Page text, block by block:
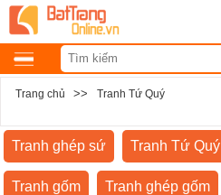
Trang chủ >> Tranh Tứ Quý
Tranh ghép sứ Tranh Tứ Quý
Tranh gốm Tranh ghép gốm